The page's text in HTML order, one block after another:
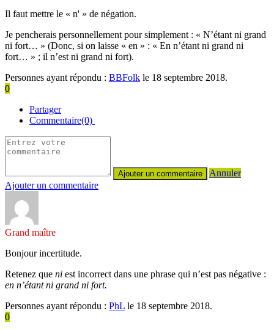
Il faut mettre le « n' » de négation.
Je pencherais personnellement pour simplement : « N’étant ni grand
ni fort… » (Donc, si on laisse « en » : « En n’étant ni grand ni
fort… » ; il n’est ni grand ni fort).
Personnes ayant répondu : BBFolk le 18 septembre 2018.
0
Partager
Commentaire(0)
Annuler
Ajouter un commentaire
Grand maître
Bonjour incertitude.
Retenez que ni est incorrect dans une phrase qui n’est pas négative :
en n’étant ni grand ni fort.
Personnes ayant répondu : PhL le 18 septembre 2018.
0